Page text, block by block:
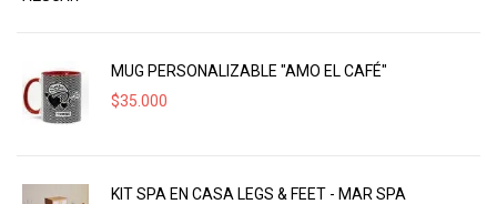
MUG PERSONALIZABLE "AMO EL CAFÉ"
$35.000
KIT SPA EN CASA LEGS & FEET - MAR SPA